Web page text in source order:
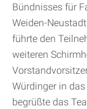
Bündnisses für
Weiden-
führte den
weiteren
Würdinger in
begrüßte das